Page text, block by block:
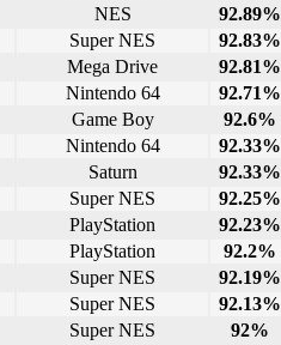
NES 92.89%
Super NES 92.83%
Mega Drive 92.81%
Nintendo 64 92.71%
Game Boy 92.6%
Nintendo 64 92.33%
Saturn 92.33%
Super NES 92.25%
PlayStation 92.23%
PlayStation 92.2%
Super NES 92.19%
Super NES 92.13%
Super NES 92%